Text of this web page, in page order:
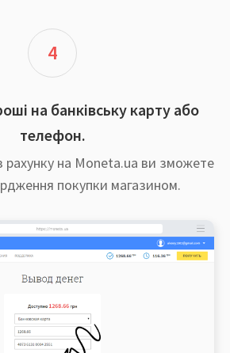
4
на банківську карту або
телефон.
на Moneta.ua ви зможете
покупки магазином.